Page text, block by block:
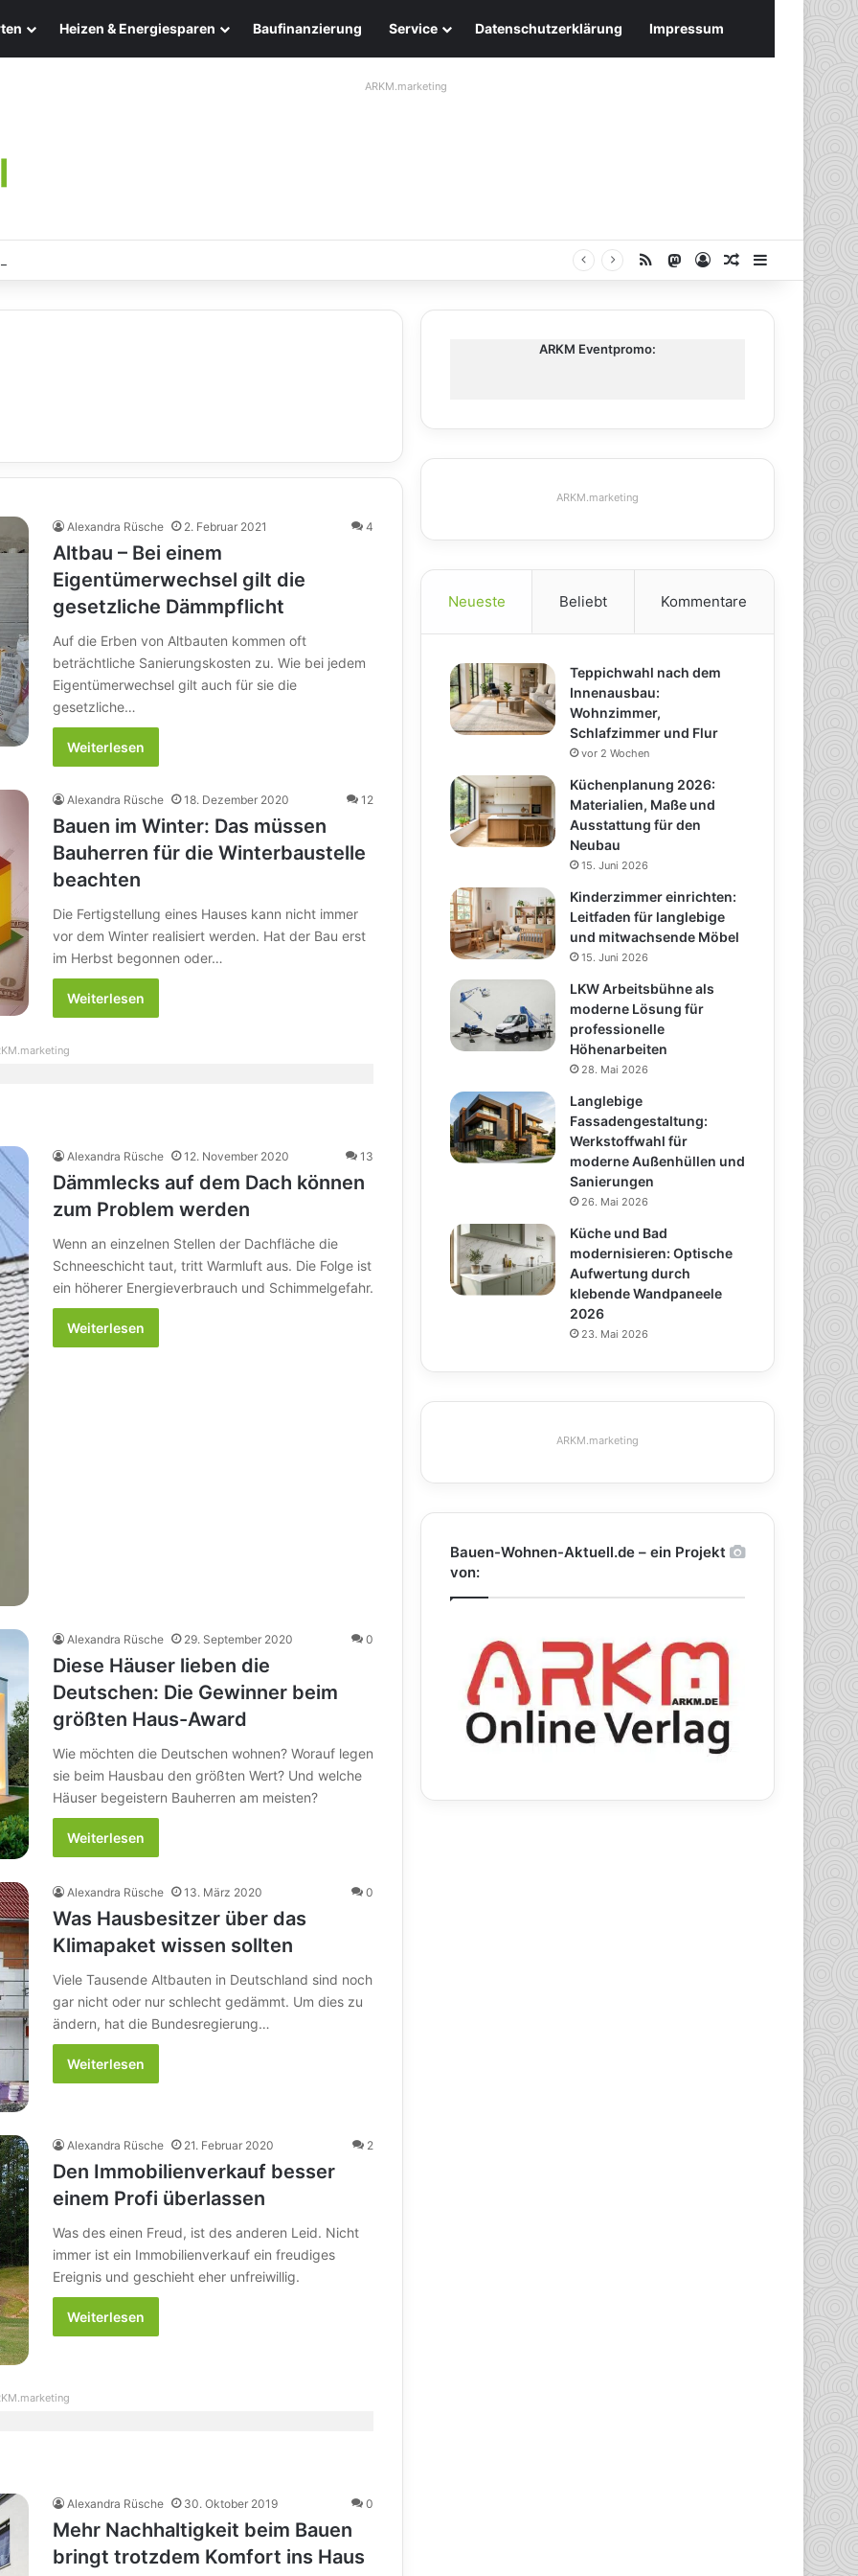
Heizen & Energiesparen Baufinanzierung Service Datenschutzerklärung Impressum
ARKM.marketing
RSS Mastodon
AnmeldenZufälliger
Alexandra Rüsche 2. Februar 2021 4
Altbau – Bei einem
Eigentümerwechsel gilt die
gesetzliche Dämmpflicht
Auf die Erben von Altbauten kommen oft
beträchtliche Sanierungskosten zu. Wie bei jedem
Eigentümerwechsel gilt auch für sie die
gesetzliche…
Weiterlesen
Alexandra Rüsche 18. Dezember 2020 12
Bauen im Winter: Das müssen
Bauherren für die Winterbaustelle
beachten
Die Fertigstellung eines Hauses kann nicht immer
vor dem Winter realisiert werden. Hat der Bau erst
im Herbst begonnen oder…
Weiterlesen
Alexandra Rüsche 12. November 2020 13
Dämmlecks auf dem Dach können
zum Problem werden
Wenn an einzelnen Stellen der Dachfläche die
Schneeschicht taut, tritt Warmluft aus. Die Folge ist
ein höherer Energieverbrauch und Schimmelgefahr.
Weiterlesen
Alexandra Rüsche 29. September 2020 0
Diese Häuser lieben die
Deutschen: Die Gewinner beim
größten Haus-Award
Wie möchten die Deutschen wohnen? Worauf legen
sie beim Hausbau den größten Wert? Und welche
Häuser begeistern Bauherren am meisten?
Weiterlesen
Alexandra Rüsche 13. März 2020 0
Was Hausbesitzer über das
Klimapaket wissen sollten
Viele Tausende Altbauten in Deutschland sind noch
gar nicht oder nur schlecht gedämmt. Um dies zu
ändern, hat die Bundesregierung…
Weiterlesen
Alexandra Rüsche 21. Februar 2020 2
Den Immobilienverkauf besser
einem Profi überlassen
Was des einen Freud, ist des anderen Leid. Nicht
immer ist ein Immobilienverkauf ein freudiges
Ereignis und geschieht eher unfreiwillig.
Weiterlesen
Alexandra Rüsche 30. Oktober 2019 0
Mehr Nachhaltigkeit beim Bauen
bringt trotzdem Komfort ins Haus
ARKM Eventpromo:
ARKM.marketing
Neueste Beliebt Kommentare
Teppichwahl nach dem
Innenausbau:
Wohnzimmer,
Schlafzimmer und Flur
vor 2 Wochen
Küchenplanung 2026:
Materialien, Maße und
Ausstattung für den
Neubau
15. Juni 2026
Kinderzimmer einrichten:
Leitfaden für langlebige
und mitwachsende Möbel
15. Juni 2026
LKW Arbeitsbühne als
moderne Lösung für
professionelle
Höhenarbeiten
28. Mai 2026
Langlebige
Fassadengestaltung:
Werkstoffwahl für
moderne Außenhüllen und
Sanierungen
26. Mai 2026
Küche und Bad
modernisieren: Optische
Aufwertung durch
klebende Wandpaneele
2026
23. Mai 2026
ARKM.marketing
Bauen-Wohnen-Aktuell.de – ein Projekt
von: